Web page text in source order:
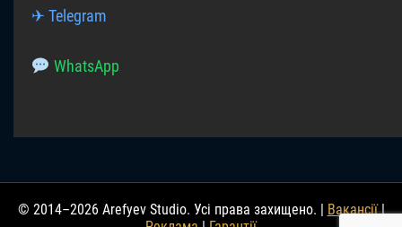
✈ Telegram
WhatsApp
© 2014–2026 Arefyev Studio. Усі права захищено. | Вакансії|